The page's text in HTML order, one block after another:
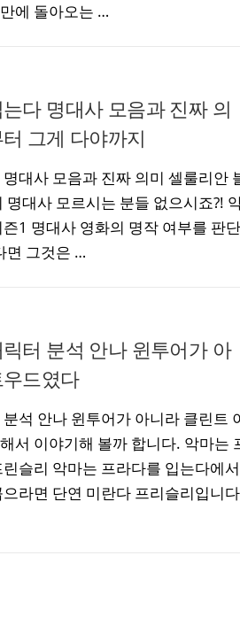
에 돌아오는 …
다 명대사 모음과 진짜 의
그게 다야까지
대사 모음과 진짜 의미 셀룰리안
대사 모르시는 분들 없으시죠?!
1 명대사 영화의 명작 여부를 판단
면 그것은 …
터 분석 안나 윈투어가 아
드였다
석 안나 윈투어가 아니라 클린트
서 이야기해 볼까 합니다. 악마는
슬리 악마는 프라다를 입는다에서
라면 단연 미란다 프리슬리입니